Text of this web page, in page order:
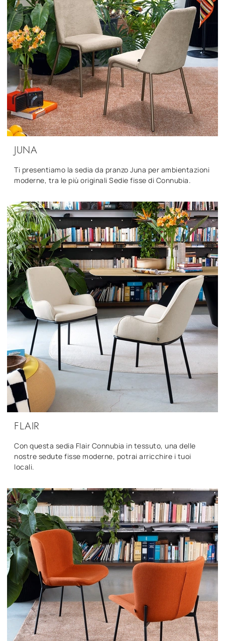
JUNA
Ti presentiamo la sedia da pranzo Juna per ambientazioni
moderne, tra le più originali Sedie fisse di Connubia.
FLAIR
Con questa sedia Flair Connubia in tessuto, una delle
nostre sedute fisse moderne, potrai arricchire i tuoi
locali.